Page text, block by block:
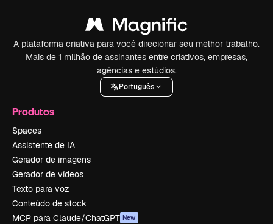
A plataforma criativa para você direcionar seu melhor trabalho.
Mais de 1 milhão de assinantes entre criativos, empresas,
agências e estúdios.
Português
Produtos
Spaces
Assistente de IA
Gerador de imagens
Gerador de vídeos
Texto para voz
Conteúdo de stock
MCP para Claude/ChatGPT New